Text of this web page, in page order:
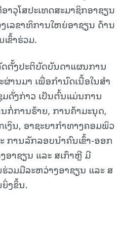
ວຸໂສປະເທດສະມາຊິກອາຊຽນ
ເລຂາທິການໃຫຍ່ອາຊຽນ ດ້ານ
ຂົ້າຮ່ວມ.
ຕັ້ງປະຕິບັດບັນດາແຜນການ
ານມາ ເພື່ອກໍານົດເນື້ອໃນສໍາ
ດັ່ງກ່າວ ເປັນຕົ້ນແມ່ນການ
ກໍ່ການຮ້າຍ, ການຄ້າມະນຸດ,
ງິນ, ອາຊະຍາກໍາທາງຄອມພິວ
ການລັກລອບນໍາຄົນເຂົ້າ-ອອກ
ອາຊຽນ ແລະ ສເກົາຫຼີ ມີ
ມມືລະຫວ່າງອາຊຽນ ແລະ ສ
ງຂຶ້ນ.
15.040(07-08-2026)